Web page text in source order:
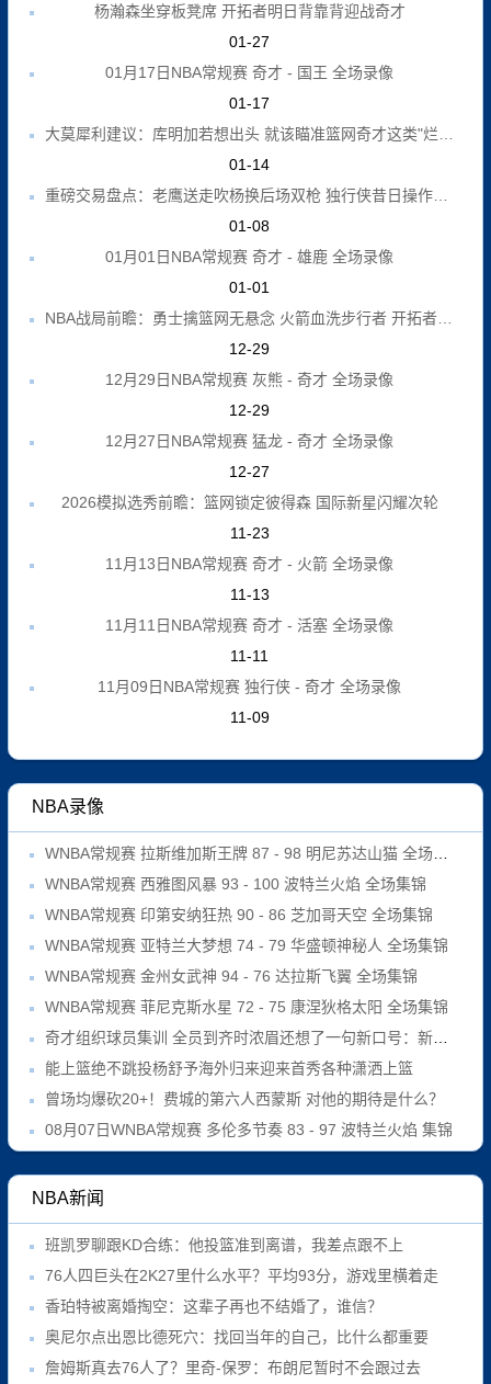
杨瀚森坐穿板凳席 开拓者明日背靠背迎战奇才
01-27
01月17日NBA常规赛 奇才 - 国王 全场录像
01-17
01-14
01-08
01月01日NBA常规赛 奇才 - 雄鹿 全场录像
01-01
12-29
12月29日NBA常规赛 灰熊 - 奇才 全场录像
12-29
12月27日NBA常规赛 猛龙 - 奇才 全场录像
12-27
2026模拟选秀前瞻：篮网锁定彼得森 国际新星闪耀次轮
11-23
11月13日NBA常规赛 奇才 - 火箭 全场录像
11-13
11月11日NBA常规赛 奇才 - 活塞 全场录像
11-11
11月09日NBA常规赛 独行侠 - 奇才 全场录像
11-09
NBA录像
WNBA常规赛 拉斯维加斯王牌 87 - 98 明尼苏达山猫 全场集锦
WNBA常规赛 西雅图风暴 93 - 100 波特兰火焰 全场集锦
WNBA常规赛 印第安纳狂热 90 - 86 芝加哥天空 全场集锦
WNBA常规赛 亚特兰大梦想 74 - 79 华盛顿神秘人 全场集锦
WNBA常规赛 金州女武神 94 - 76 达拉斯飞翼 全场集锦
WNBA常规赛 菲尼克斯水星 72 - 75 康涅狄格太阳 全场集锦
奇才组织球员集训 全员到齐时浓眉还想了一句新口号：新开始！
能上篮绝不跳投杨舒予海外归来迎来首秀各种潇洒上篮
曾场均爆砍20+！费城的第六人西蒙斯 对他的期待是什么？
08月07日WNBA常规赛 多伦多节奏 83 - 97 波特兰火焰 集锦
NBA新闻
班凯罗聊跟KD合练：他投篮准到离谱，我差点跟不上
76人四巨头在2K27里什么水平？平均93分，游戏里横着走
香珀特被离婚掏空：这辈子再也不结婚了，谁信？
奥尼尔点出恩比德死穴：找回当年的自己，比什么都重要
詹姆斯真去76人了？里奇-保罗：布朗尼暂时不会跟过去